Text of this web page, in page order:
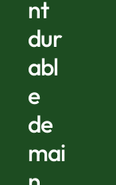
nt
dur
abl
e
de
mai